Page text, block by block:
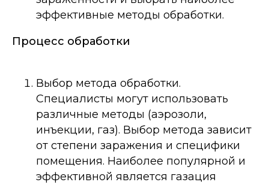
эффективные методы обработки.
Процесс обработки
Выбор метода обработки.
Специалисты могут использовать
различные методы (аэрозоли,
инъекции, газ). Выбор метода зависит
от степени заражения и специфики
помещения. Наиболее популярной и
эффективной является газация